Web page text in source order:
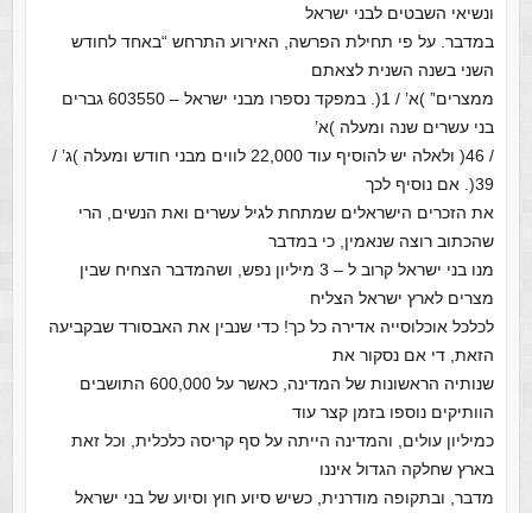
ונשיאי השבטים לבני ישראל
במדבר. על פי תחילת הפרשה, האירוע התרחש “באחד לחודש
השני בשנה השנית לצאתם
ממצרים” )א’ / 1(. במפקד נספרו מבני ישראל – 603550 גברים
בני עשרים שנה ומעלה )א’
/ 46( ולאלה יש להוסיף עוד 22,000 לווים מבני חודש ומעלה )ג’ /
39(. אם נוסיף לכך
את הזכרים הישראלים שמתחת לגיל עשרים ואת הנשים, הרי
שהכתוב רוצה שנאמין, כי במדבר
מנו בני ישראל קרוב ל – 3 מיליון נפש, ושהמדבר הצחיח שבין
מצרים לארץ ישראל הצליח
לכלכל אוכלוסייה אדירה כל כך! כדי שנבין את האבסורד שבקביעה
הזאת, די אם נסקור את
שנותיה הראשונות של המדינה, כאשר על 600,000 התושבים
הוותיקים נוספו בזמן קצר עוד
כמיליון עולים, והמדינה הייתה על סף קריסה כלכלית, וכל זאת
בארץ שחלקה הגדול איננו
מדבר, ובתקופה מודרנית, כשיש סיוע חוץ וסיוע של בני ישראל